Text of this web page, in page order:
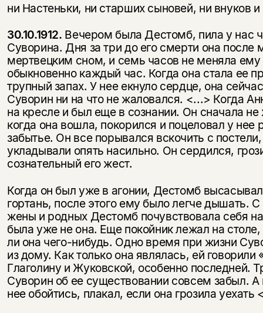
ни Настеньки, ни старших сыновей, ни внуков и
30.10.1912. Вечером была Дестомб, пила у нас
Суворина. Дня за три до его смерти она после
мертвецким сном, и семь часов не меняла
обыкновенно каждый час. Когда она стала ее
трупный запах. У нее екнуло сердце, она
Суворин ни на что не жаловался. <...> Когда
на кресле и был еще в сознании. Он сначала
когда она вошла, покорился и поцеловал у нее
забытье. Он все порывался вскочить с
укладывали опять насильно. Он сер­дился,
сознательный его жест.
Когда он был уже в агонии, Дестомб
гортань, после этого ему было легче дышать.
жены и родных Дестомб почувствовала себя
была уже не она. Еще покойник лежал на
ли она чего-нибудь. Одно время при жизни
из дому. Как только она являлась, ей
Глаголину и Жуков­ской, особенно последней.
Суворин об ее существовании совсем забыл.
нее обойтись, плакал, если она грозила уехать